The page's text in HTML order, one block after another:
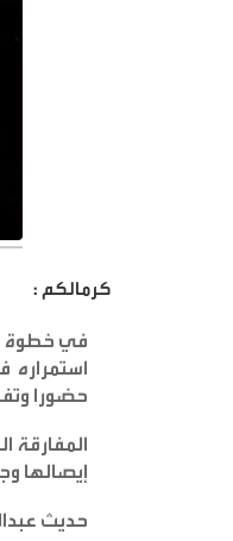
كرمالكم :
في خطوة
استمراره
حضورا
المفارقة
إيصالها
حديث